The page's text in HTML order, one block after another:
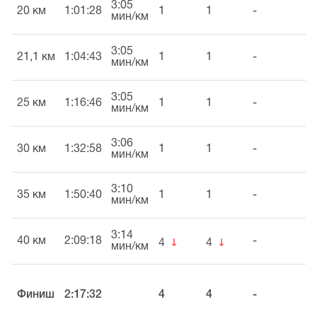
20 км 1:01:28
3:05
мин/км
-
21,1 км 1:04:43
3:05
мин/км
-
25 км 1:16:46
3:05
мин/км
-
30 км 1:32:58
3:06
мин/км
-
35 км 1:50:40
3:10
мин/км
-
40 км 2:09:18
3:14
мин/км
4 ↓ 4 ↓ -
Финиш 2:17:32 4 4 -